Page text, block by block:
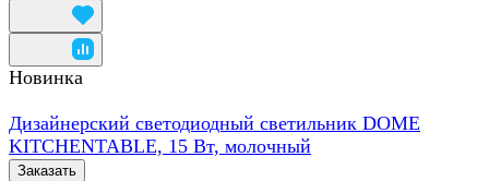
Новинка
Дизайнерский светодиодный светильник DOME
KITCHENTABLE, 15 Вт, молочный
Заказать